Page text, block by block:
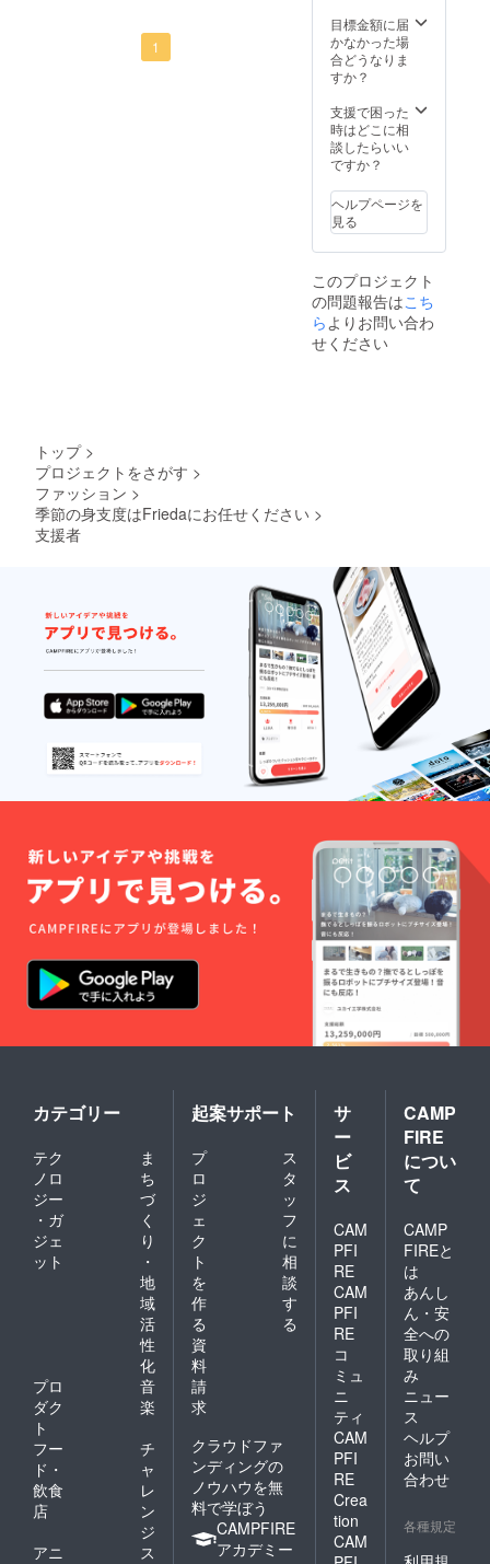
ます🌷 1
トーン
です。
つけ心
洋服を
選ばな
いサイ
ズ感も
いで
す。こ
れから
の季節
にいか
がで
しょう
か？ 金
属アレ
せ。 備
考欄に
金具の
ご希望
(ピアス
または
イヤリ
ング)を
必ずご
記入く
ださ
い。 全
長/約
50mm
いた方
にはさ
さやか
ながら
アクセ
サリー
のおま
けと
メッ
させて
す。
目標金額に届
かなかった場
合どうなりま
すか？
支援で困った
時はどこに相
談したらいい
ですか？
ヘルプページを
見る
このプロジェクト
の問題報告はこち
らよりお問い合わ
せください
トップ >
プロジェクトをさがす >
ファッション >
季節の身支度はFriedaにお任せください >
支援者
カテゴリー
テク
ノロ
ジー
・ガ
ジェ
ット
ま
ち
づ
く
り
・
地
域
活
性
化
プロ
ダク
ト
音
楽
フー
ド・
飲食
店
チ
ャ
レ
ン
ジ
アニ
ス
起案サポート
プ
ロ
ジ
ェ
ク
ト
を
作
る
ス
タ
ッ
フ
に
相
談
す
る
資
料
請
求
クラウドファ
ンディングの
ノウハウを無
料で学ぼう
CAMPFIRE
アカデミー
サ
ー
ビ
ス
CAM
PFI
RE
CAM
PFI
RE
コ
ミュ
ニ
ティ
CAM
PFI
RE
Crea
tion
CAM
CAMP
FIRE
につい
て
CAMP
FIREと
は
あんし
ん・安
全への
取り組
み
ニュー
ス
ヘルプ
お問い
合わせ
各種規定